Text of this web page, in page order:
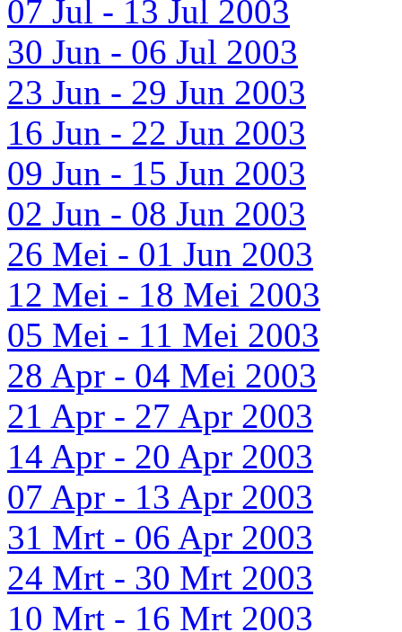
07 Jul - 13 Jul 2003
30 Jun - 06 Jul 2003
23 Jun - 29 Jun 2003
16 Jun - 22 Jun 2003
09 Jun - 15 Jun 2003
02 Jun - 08 Jun 2003
26 Mei - 01 Jun 2003
12 Mei - 18 Mei 2003
05 Mei - 11 Mei 2003
28 Apr - 04 Mei 2003
21 Apr - 27 Apr 2003
14 Apr - 20 Apr 2003
07 Apr - 13 Apr 2003
31 Mrt - 06 Apr 2003
24 Mrt - 30 Mrt 2003
10 Mrt - 16 Mrt 2003